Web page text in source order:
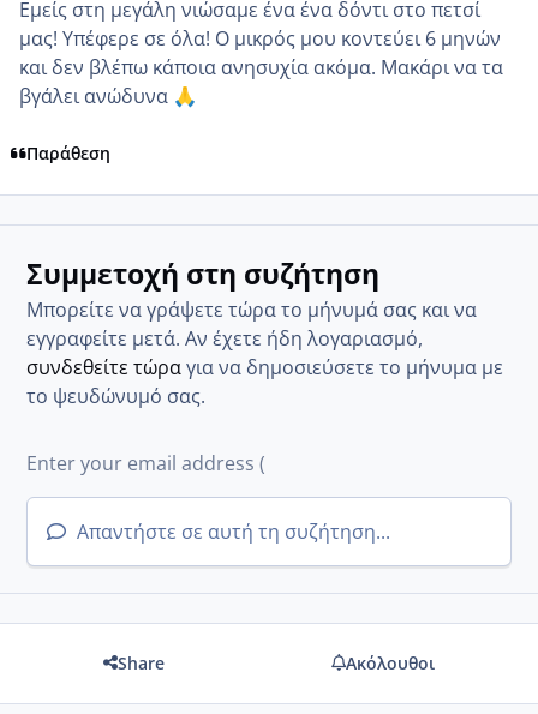
Εμείς στη μεγάλη νιώσαμε ένα ένα δόντι στο πετσί
μας! Υπέφερε σε όλα! Ο μικρός μου κοντεύει 6 μηνών
και δεν βλέπω κάποια ανησυχία ακόμα. Μακάρι να τα
βγάλει ανώδυνα 🙏
Παράθεση
Συμμετοχή στη συζήτηση
Μπορείτε να γράψετε τώρα το μήνυμά σας και να
εγγραφείτε μετά. Αν έχετε ήδη λογαριασμό,
συνδεθείτε τώραγια να δημοσιεύσετε το μήνυμα με
το ψευδώνυμό σας.
Απαντήστε σε αυτή τη συζήτηση...
Share Ακόλουθοι